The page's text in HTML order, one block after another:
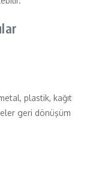
plastik, kağıt
geri dönüşüm